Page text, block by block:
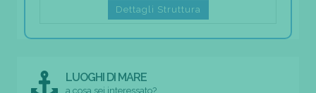
Dettagli Struttura
LUOGHI DI MARE
a cosa sei interessato?